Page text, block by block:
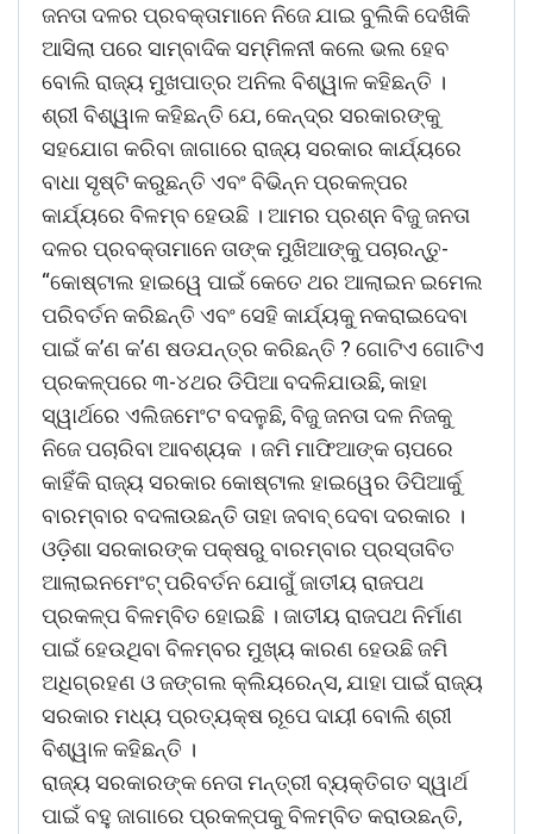
ଜନତା ଦଳର ପ୍ରବକ୍ତାମାନେ ନିଜେ ଯାଇ ବୁଲିକି ଦେଖିକି
ଆସିଲା ପରେ ସାମ୍ବାଦିକ ସମ୍ମିଳନୀ କଲେ ଭଲ ହେବ
ବୋଲି ରାଜ୍ୟ ମୁଖପାତ୍ର ଅନିଲ ବିଶ୍ୱାଳ କହିଛନ୍ତି ।
ଶ୍ରୀ ବିଶ୍ୱାଳ କହିଛନ୍ତି ଯେ, କେନ୍ଦ୍ର ସରକାରଙ୍କୁ
ସହଯୋଗ କରିବା ଜାଗାରେ ରାଜ୍ୟ ସରକାର କାର୍ଯ୍ୟରେ
ବାଧା ସୃଷ୍ଟି କରୁଛନ୍ତି ଏବଂ ବିଭିନ୍ନ ପ୍ରକଳ୍ପର
କାର୍ଯ୍ୟରେ ବିଳମ୍ବ ହେଉଛି । ଆମର ପ୍ରଶ୍ନ ବିଜୁ ଜନତା
ଦଳର ପ୍ରବକ୍ତାମାନେ ତାଙ୍କ ମୁଖିଆଙ୍କୁ ପଚାରନ୍ତୁ-
“କୋଷ୍ଟାଲ ହାଇୱେ ପାଇଁ କେତେ ଥର ଆଲାଇନ ଇମେଲ
ପରିବର୍ତନ କରିଛନ୍ତି ଏବଂ ସେହି କାର୍ଯ୍ୟକୁ ନକରାଇଦେବା
ପାଇଁ କ’ଣ କ’ଣ ଷଡଯନ୍ତ୍ର କରିଛନ୍ତି ? ଗୋଟିଏ ଗୋଟିଏ
ପ୍ରକଳ୍ପରେ ୩-୪ଥର ଡିପିଆ ବଦଳିଯାଉଛି, କାହା
ସ୍ୱାର୍ଥରେ ଏଲିଜମେଂଟ ବଦଳୁଛି, ବିଜୁ ଜନତା ଦଳ ନିଜକୁ
ନିଜେ ପଚାରିବା ଆବଶ୍ୟକ । ଜମି ମାଫିଆଙ୍କ ଚାପରେ
କାହିଁକି ରାଜ୍ୟ ସରକାର କୋଷ୍ଟାଲ ହାଇୱେର ଡିପିଆର୍କୁ
ବାରମ୍ବାର ବଦଳାଉଛନ୍ତି ତାହା ଜବାବ୍ ଦେବା ଦରକାର ।
ଓଡ଼ିଶା ସରକାରଙ୍କ ପକ୍ଷରୁ ବାରମ୍ବାର ପ୍ରସ୍ତାବିତ
ଆଲାଇନମେଂଟ୍ ପରିବର୍ତନ ଯୋଗୁଁ ଜାତୀୟ ରାଜପଥ
ପ୍ରକଳ୍ପ ବିଳମ୍ବିତ ହୋଇଛି । ଜାତୀୟ ରାଜପଥ ନିର୍ମାଣ
ପାଇଁ ହେଉଥିବା ବିଳମ୍ବର ମୁଖ୍ୟ କାରଣ ହେଉଛି ଜମି
ଅଧିଗ୍ରହଣ ଓ ଜଙ୍ଗଲ କ୍ଲିୟରେନ୍ସ, ଯାହା ପାଇଁ ରାଜ୍ୟ
ସରକାର ମଧ୍ୟ ପ୍ରତ୍ୟକ୍ଷ ରୂପେ ଦାୟୀ ବୋଲି ଶ୍ରୀ
ବିଶ୍ୱାଳ କହିଛନ୍ତି ।
ରାଜ୍ୟ ସରକାରଙ୍କ ନେତା ମନ୍ତ୍ରୀ ବ୍ୟକ୍ତିଗତ ସ୍ୱାର୍ଥ
ପାଇଁ ବହୁ ଜାଗାରେ ପ୍ରକଳ୍ପକୁ ବିଳମ୍ବିତ କରାଉଛନ୍ତି,